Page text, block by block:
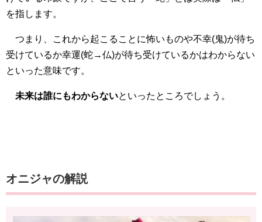
を指します。
つまり、これから起こることに怖いものや不幸(鬼)が待ち
受けているか幸運(蛇→仏)が待ち受けているかはわからない
といった意味です。
未来は誰にもわからないといったところでしょう。
オニジャの解説